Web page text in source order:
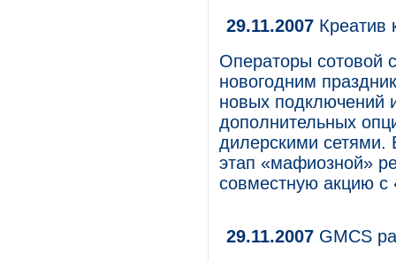
29.11.2007 Креатив
Операторы сотовой
новогодним
новых подключений
дополнительных
дилерскими сетями.
этап «мафиозной»
совместную акцию с
29.11.2007 GMCS